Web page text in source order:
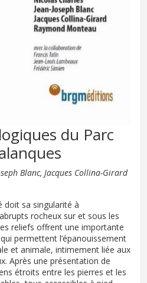
du Parc
Blanc, Jacques Collina-Girard
doit sa singularité à
rocheux sur et sous les
reliefs offrent une importante
permettent l’épanouissement
et animale, intimement liée aux
Après une présentation de
étroits entre les pierres et les